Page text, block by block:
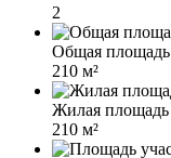
2
Общая площадь
210 м²
Жилая площадь
210 м²